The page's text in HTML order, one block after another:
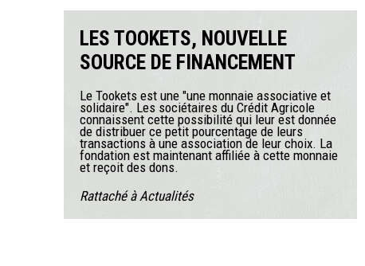
LES TOOKETS, NOUVELLE
SOURCE DE FINANCEMENT
Le Tookets est une "une monnaie associative et
solidaire". Les sociétaires du Crédit Agricole
connaissent cette possibilité qui leur est donnée
de distribuer ce petit pourcentage de leurs
transactions à une association de leur choix. La
fondation est maintenant affiliée à cette monnaie
et reçoit des dons.
Rattaché à Actualités